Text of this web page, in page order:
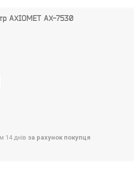
AXIOMET AX-7530
14 днів за рахунок покупця